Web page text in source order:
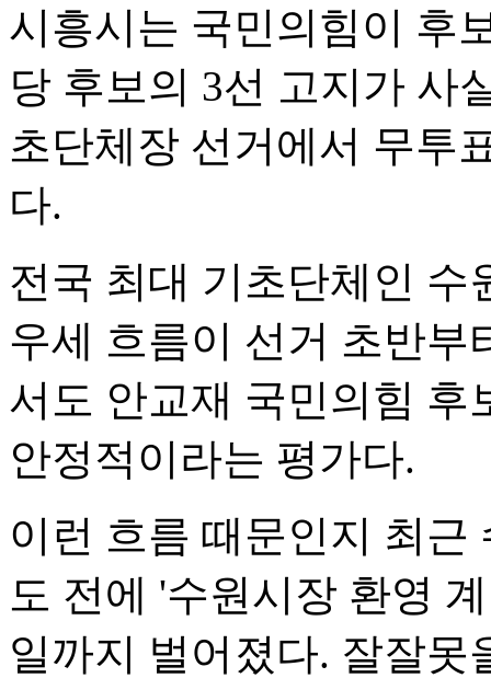
시흥시는 국민의힘이 후
당 후보의 3선 고지가 사
초단체장 선거에서 무투
다.
전국 최대 기초단체인 수
우세 흐름이 선거 초반부
서도 안교재 국민의힘 후
안정적이라는 평가다.
이런 흐름 때문인지 최근
도 전에 '수원시장 환영
일까지 벌어졌다. 잘잘못